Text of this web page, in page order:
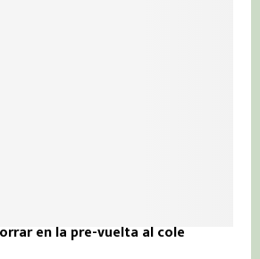
en la pre-vuelta al cole